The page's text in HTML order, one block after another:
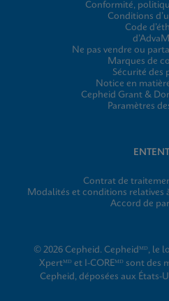
Conformité,
Conditions
Code
Ne pas vendre ou
Marques de
Sécurité des
Notice en
Cepheid Grant &
Paramètres
Contrat de
Modalités et conditions relatives
Accord de
© 2026 Cepheid. Cepheidᴹᴰ, le
Xpertᴹᴰ et I-COREᴹᴰ sont des
Cepheid, déposées aux États-